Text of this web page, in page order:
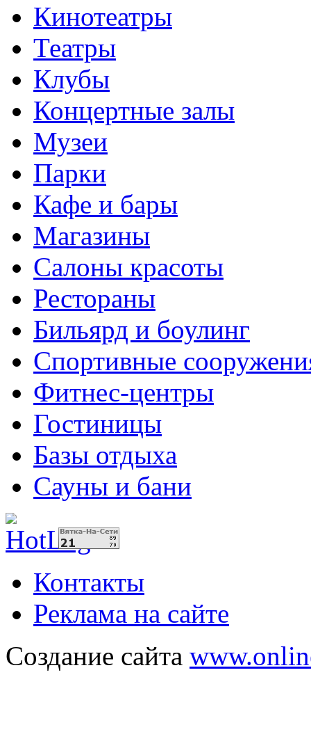
Кинотеатры
Театры
Клубы
Концертные залы
Музеи
Парки
Кафе и бары
Магазины
Салоны красоты
Рестораны
Бильярд и боулинг
Спортивные
Фитнес-центры
Гостиницы
Базы отдыха
Сауны и бани
Контакты
Реклама на сайте
Создание сайта